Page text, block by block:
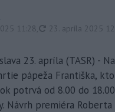
11:28
aktualizované
23. apríla 2025
23. apríla (TASR) -
pápeža Františka,
potrvá od 8.00 do
Návrh premiéra